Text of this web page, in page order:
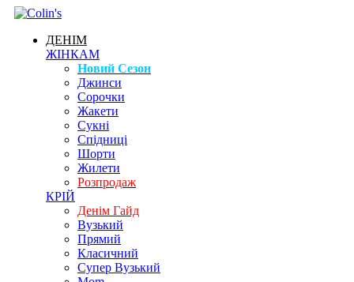
ДЕНІМ
ЖІНКАМ
Новий Сезон
Джинси
Сорочки
Жакети
Сукні
Спідниці
Шорти
Жилети
Розпродаж
КРІЙ
Денім Гайд
Вузький
Прямий
Класичний
Супер Вузький